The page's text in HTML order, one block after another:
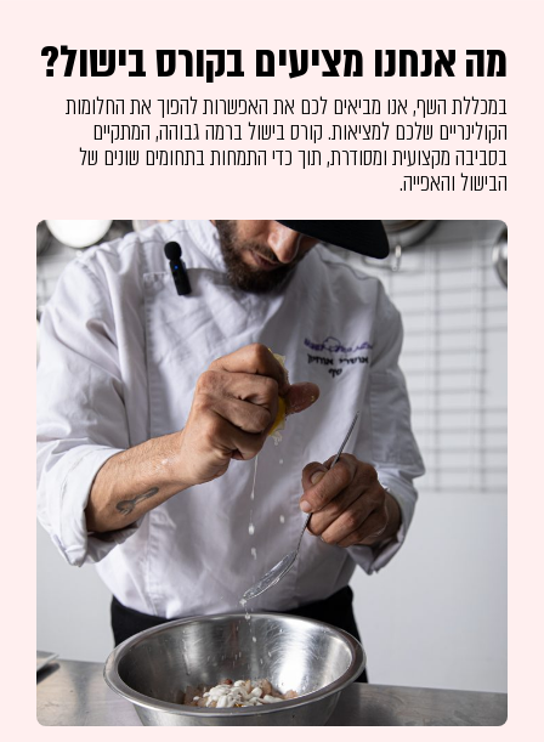
מה אנחנו מציעים בקורס בישול?
במכללת השף, אנו מביאים לכם את האפשרות להפוך את החלומות
הקולינריים שלכם למציאות. קורס בישול ברמה גבוהה, המתקיים
בסביבה מקצועית ומסודרת, תוך כדי התמחות בתחומים שונים של
הבישול והאפייה.